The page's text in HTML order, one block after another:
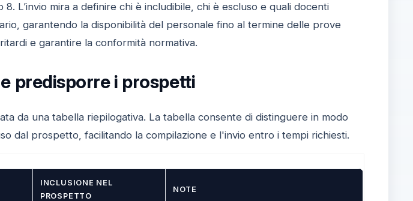
L’invio mira a definire chi è includibile, chi è escluso e quali docenti
garantendo la disponibilità del personale fino al termine delle prove
e garantire la conformità normativa.
predisporre i prospetti
da una tabella riepilogativa. La tabella consente di distinguere in modo
dal prospetto, facilitando la compilazione e l'invio entro i tempi richiesti.
INCLUSIONE NEL
PROSPETTO
NOTE